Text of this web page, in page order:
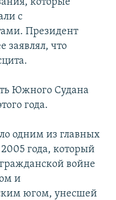
которые
с
Президент
заявлял, что
Южного Судана
года.
одним из главных
года, который
войне
и
югом, унесшей